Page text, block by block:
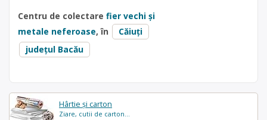
Hârtie și carton
Ziare, cutii de carton...
Centru de colectare fier vechi și
metale neferoase, în
Căiuți
județul Bacău